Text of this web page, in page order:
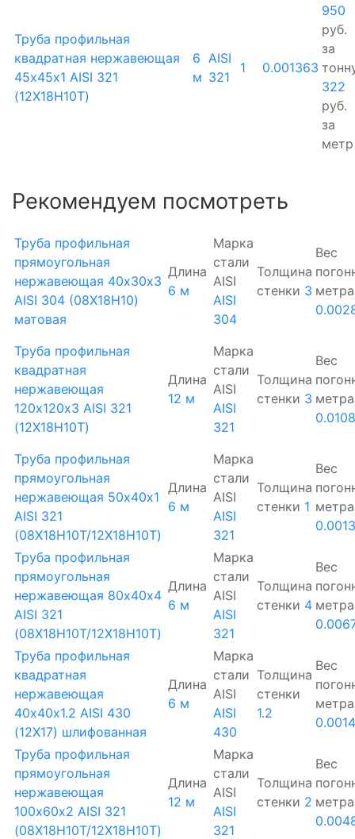
Труба профильная
квадратная нержавеющая
45х45х1 AISI 321
(12Х18Н10Т)
6
м
AISI
321
1 0.001363
950
руб.
за
322
руб.
за
метр
Рекомендуем посмотреть
Труба профильная
прямоугольная
нержавеющая 40х30х3
AISI 304 (08Х18Н10)
матовая
Длина
6 м
Марка
стали
AISI
AISI
304
Толщина
стенки 3
Вес
метра
Труба профильная
квадратная
нержавеющая
120х120х3 AISI 321
(12Х18Н10Т)
Длина
12 м
Марка
стали
AISI
AISI
321
Толщина
стенки 3
Вес
метра
Труба профильная
прямоугольная
нержавеющая 50х40х1
AISI 321
(08Х18Н10Т/12Х18Н10Т)
Длина
6 м
Марка
стали
AISI
AISI
321
Толщина
стенки 1
Вес
метра
Труба профильная
прямоугольная
нержавеющая 80х40х4
AISI 321
(08Х18Н10Т/12Х18Н10Т)
Длина
6 м
Марка
стали
AISI
AISI
321
Толщина
стенки 4
Вес
метра
Труба профильная
квадратная
нержавеющая
40х40х1.2 AISI 430
(12Х17) шлифованная
Длина
6 м
Марка
стали
AISI
AISI
430
Толщина
стенки
1.2
Вес
метра
Труба профильная
прямоугольная
нержавеющая
100х60х2 AISI 321
(08Х18Н10Т/12Х18Н10Т)
Длина
12 м
Марка
стали
AISI
AISI
321
Толщина
стенки 2
Вес
метра